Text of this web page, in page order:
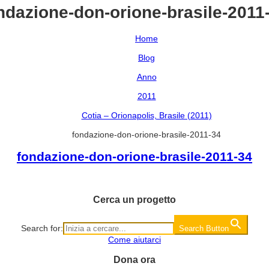
don-orione-brasile-
Home
Blog
Anno
2011
Cotia – Orionapolis, Brasile (2011)
fondazione-don-orione-brasile-2011-34
fondazione-don-orione-brasile-2011-34
Cerca un progetto
Search for: Search Button
Come aiutarci
Dona ora